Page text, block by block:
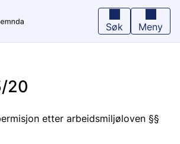
Søk Meny
20
etter arbeidsmiljøloven §§